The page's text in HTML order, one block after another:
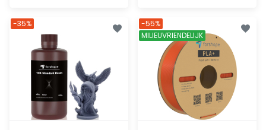
-35%
-55%
MILIEUVRIENDELIJK